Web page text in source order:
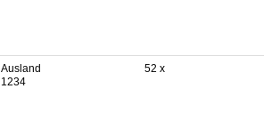
Ausland
1234
52 x